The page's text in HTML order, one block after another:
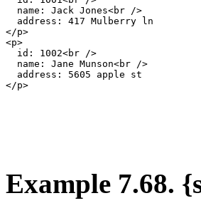
  name: Jack Jones<br />
  address: 417 Mulberry ln
</p>
<p>
  id: 1002<br />
  name: Jane Munson<br />
  address: 5605 apple st
</p>
Example 7.68.